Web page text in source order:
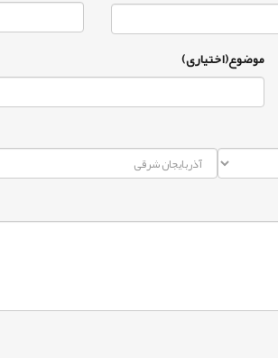
موضوع(اختیاری)